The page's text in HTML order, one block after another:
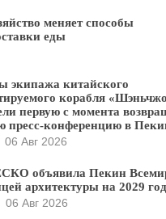
меняет способы
еды
экипажа китайского
корабля
первую с момента
пресс-конференцию в
06 Авг 2026
объявила Пекин
архитектуры на 2029 год
06 Авг 2026